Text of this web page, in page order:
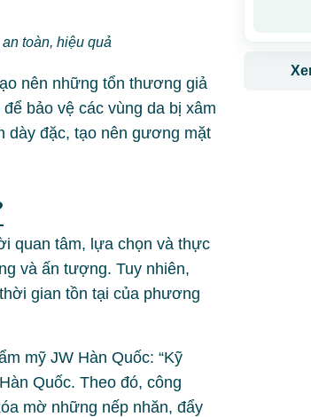
toàn, hiệu quả
nên những tổn thương giả
bảo vệ các vùng da bị xâm
dày đặc, tạo nên gương mặt
quan tâm, lựa chọn và thực
và ấn tượng. Tuy nhiên,
gian tồn tại của phương
mỹ JW Hàn Quốc: “Kỹ
Quốc. Theo đó, công
mờ những nếp nhăn, đẩy